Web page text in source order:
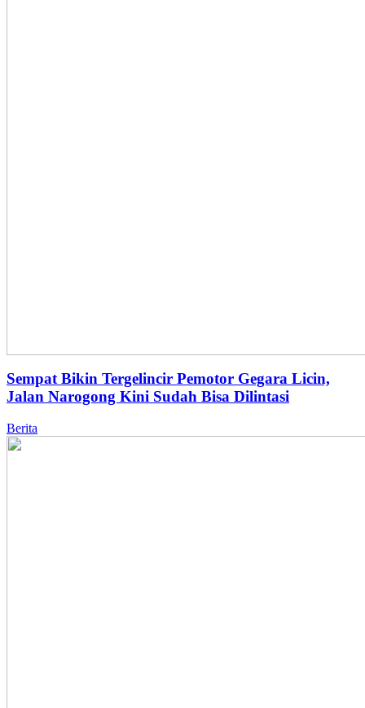
Sempat Bikin Tergelincir Pemotor Gegara Licin,
Jalan Narogong Kini Sudah Bisa Dilintasi
Berita